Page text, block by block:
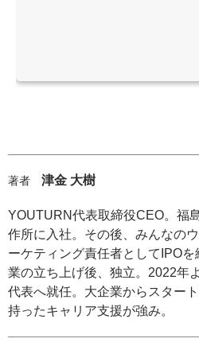
著者 津金 大樹
YOUTURN代表取締役CEO。福
作所に入社。その後、みんなの
ーケティング責任者としてIPO
業の立ち上げ後、独立。2022年
代表へ就任。大企業からスター
持ったキャリア支援が強み。